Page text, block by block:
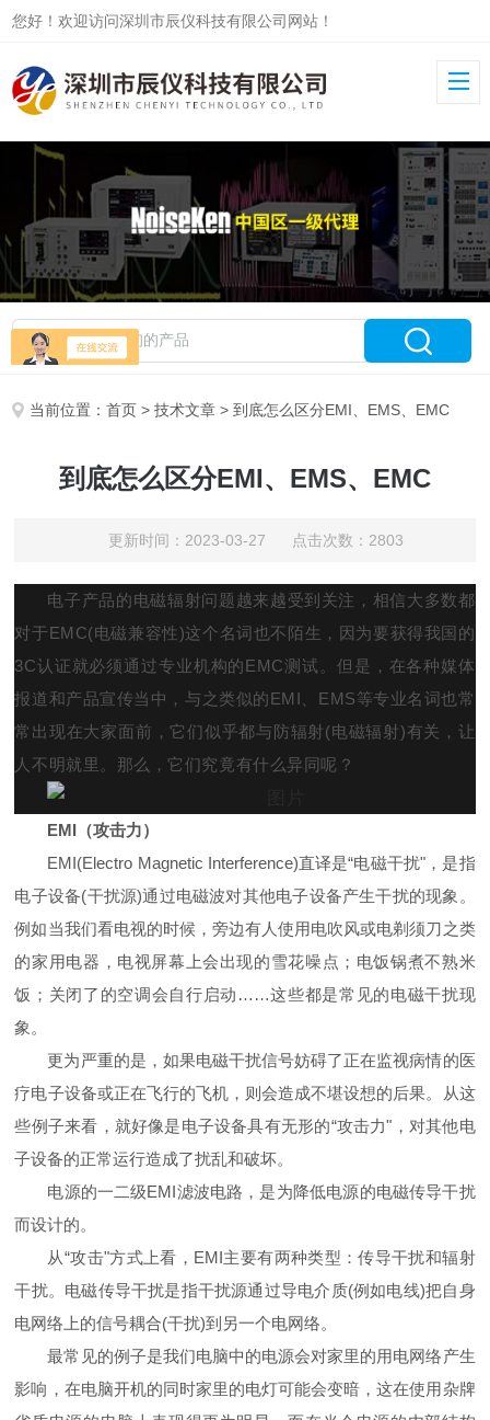
您好！欢迎访问深圳市辰仪科技有限公司网站！
当前位置：首页 >技术文章 > 到底怎么区分EMI、EMS、EMC
到底怎么区分EMI、EMS、EMC
更新时间：2023-03-27 点击次数：2803
电子产品的电磁辐射问题越来越受到关注，相信大多数都
对于EMC(电磁兼容性)这个名词也不陌生，因为要获得我国的
3C认证就必须通过专业机构的EMC测试。但是，在各种媒体
报道和产品宣传当中，与之类似的EMI、EMS等专业名词也常
常出现在大家面前，它们似乎都与防辐射(电磁辐射)有关，让
人不明就里。那么，它们究竟有什么异同呢？
EMI（攻击力）
EMI(Electro Magnetic Interference)直译是“电磁干扰"，是指
电子设备(干扰源)通过电磁波对其他电子设备产生干扰的现象。
例如当我们看电视的时候，旁边有人使用电吹风或电剃须刀之类
的家用电器，电视屏幕上会出现的雪花噪点；电饭锅煮不熟米
饭；关闭了的空调会自行启动……这些都是常见的电磁干扰现
象。
更为严重的是，如果电磁干扰信号妨碍了正在监视病情的医
疗电子设备或正在飞行的飞机，则会造成不堪设想的后果。从这
些例子来看，就好像是电子设备具有无形的“攻击力"，对其他电
子设备的正常运行造成了扰乱和破坏。
电源的一二级EMI滤波电路，是为降低电源的电磁传导干扰
而设计的。
从“攻击"方式上看，EMI主要有两种类型：传导干扰和辐射
干扰。电磁传导干扰是指干扰源通过导电介质(例如电线)把自身
电网络上的信号耦合(干扰)到另一个电网络。
最常见的例子是我们电脑中的电源会对家里的用电网络产生
影响，在电脑开机的同时家里的电灯可能会变暗，这在使用杂牌